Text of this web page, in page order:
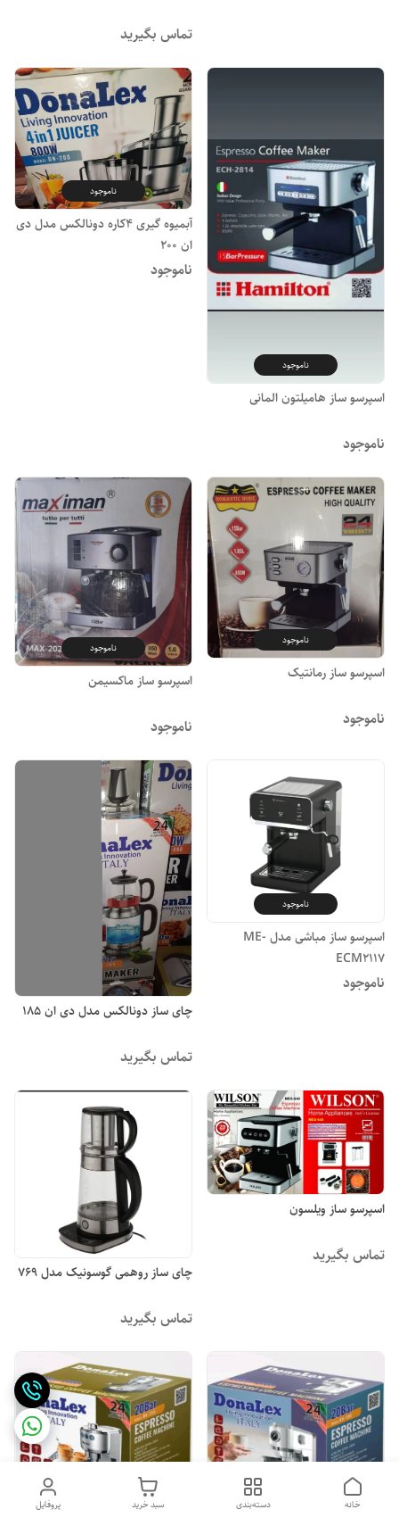
تماس بگیرید
ناموجود
اسپرسو ساز هامیلتون المانی
ناموجود
ناموجود
آبمیوه گیری ۴کاره دونالکس مدل دی
ان ۲۰۰
ناموجود
ناموجود
اسپرسو ساز رمانتیک
ناموجود
ناموجود
اسپرسو ساز ماکسیمن
ناموجود
ناموجود
اسپرسو ساز مباشی مدل ME-
ECM2117
ناموجود
چای ساز دونالکس مدل دی ان ۱۸۵
تماس بگیرید
اسپرسو ساز ویلسون
تماس بگیرید
چای ساز روهمی گوسونیک مدل 769
تماس بگیرید
پروفایل سبد خرید دسته‌بندی خانه